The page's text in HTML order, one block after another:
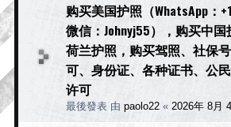
购买美国护照（WhatsApp：
微信：Johnyj55），购买中国
荷兰护照，购买驾照、社保
可、身份证、各种证书、公
许可
最後發表 由 paolo22 « 2026年 8月